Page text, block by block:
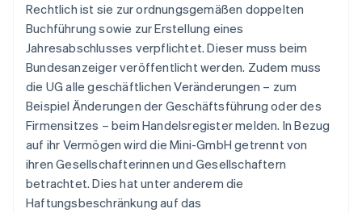
Rechtlich ist sie zur ordnungsgemäßen doppelten
Buchführung sowie zur Erstellung eines
Jahresabschlusses verpflichtet. Dieser muss beim
Bundesanzeiger veröffentlicht werden. Zudem muss
die UG alle geschäftlichen Veränderungen – zum
Beispiel Änderungen der Geschäftsführung oder des
Firmensitzes – beim Handelsregister melden. In Bezug
auf ihr Vermögen wird die Mini-GmbH getrennt von
ihren Gesellschafterinnen und Gesellschaftern
betrachtet. Dies hat unter anderem die
Haftungsbeschränkung auf das